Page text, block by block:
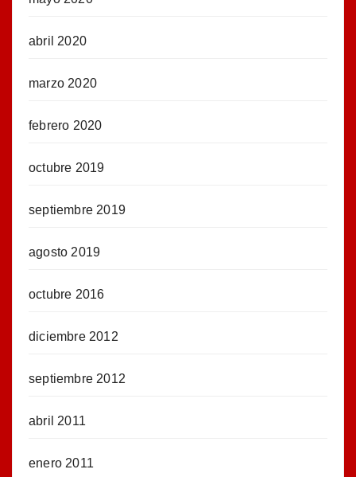
abril 2020
marzo 2020
febrero 2020
octubre 2019
septiembre 2019
agosto 2019
octubre 2016
diciembre 2012
septiembre 2012
abril 2011
enero 2011